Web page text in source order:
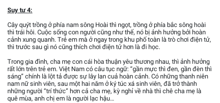
Suy tư 4:
Cây quýt trồng ở phía nam sông Hoài thì ngọt, trồng ở phía bắc sông hoài
thì trái hôi. Cuộc sống con người cũng như thế, nó bị ảnh hưởng bởi hoàn
cảnh xung quanh. Trẻ em mà ở ngay trong khu phố toàn là trò chơi điện tử,
thì trước sau gì nó cũng thích chơi điện tử hơn là đi học.
Trong gia đình, cha mẹ con cái hòa thuận yêu thương nhau, thì ảnh hưởng
rất lớn trên trẻ em. Việt Nam có câu tục ngữ: “gần mực thì đen, gần đèn thì
sáng” chính là lột tả được sự lây lan cuả hoàn cảnh. Có những thanh niên
nam nữ sinh viên, sau một hai năm ở ký túc xá sinh viên, đã trở thành
những người “trí thức” hơn cả cha mẹ, kỳ nghỉ về nhà thì chê cha mẹ là
quê mùa, anh chị em là người lạc hậu…